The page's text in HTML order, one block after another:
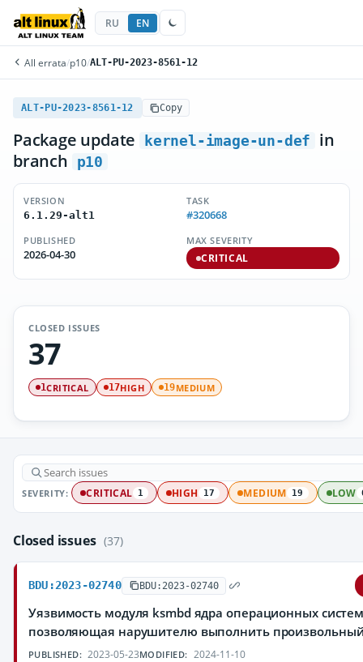
RU EN
All errata/p10/ALT-PU-2023-8561-12
ALT-PU-2023-8561-12 Copy
Package update kernel-image-un-def
in
branch
p10
VERSION
6.1.29-alt1
TASK
#320668
PUBLISHED
2026-04-30
MAX SEVERITY
CRITICAL
CLOSED ISSUES
37
1CRITICAL 17HIGH 19MEDIUM
SEVERITY: CRITICAL 1 HIGH 17 MEDIUM 19 LOW
Closed issues (37)
BDU:2023-02740 BDU:2023-02740
Уязвимость модуля ksmbd ядра операционных
позволяющая нарушителю выполнить
PUBLISHED: 2023-05-23MODIFIED: 2024-11-10